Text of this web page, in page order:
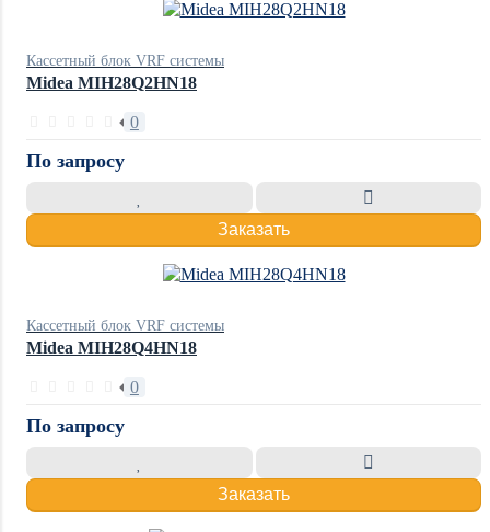
Кассетный блок VRF системы
Midea MIH28Q2HN18
0
По запросу
Заказать
Кассетный блок VRF системы
Midea MIH28Q4HN18
0
По запросу
Заказать